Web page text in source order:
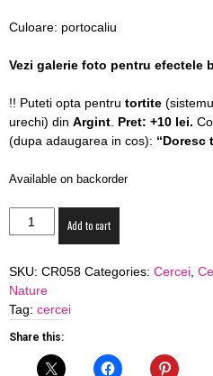
Culoare: portocaliu
Vezi galerie foto pentru efectele
!! Puteti opta pentru tortite
urechi) din Argint. Pret: +10 lei.
(dupa adaugarea in cos): “Doresc
Available on backorder
Cercei
Orange
-
piele
naturala
si
quantity
Add to cart
SKU: CR058 Categories: Cercei,
Nature
Tag: cercei
Share this: